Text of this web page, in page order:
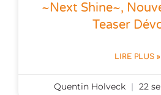
~Next Shine~,
Teaser
LIRE PLUS »
Quentin Holveck 22